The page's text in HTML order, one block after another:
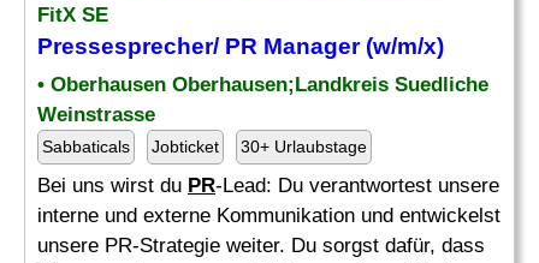
FitX SE
Pressesprecher/ PR Manager(w/m/x)
• Oberhausen Oberhausen;Landkreis Suedliche
Weinstrasse
Sabbaticals Jobticket 30+ Urlaubstage
Bei uns wirst du PR-Lead: Du verantwortest unsere
interne und externe Kommunikation und entwickelst
unsere PR-Strategie weiter. Du sorgst dafür, dass